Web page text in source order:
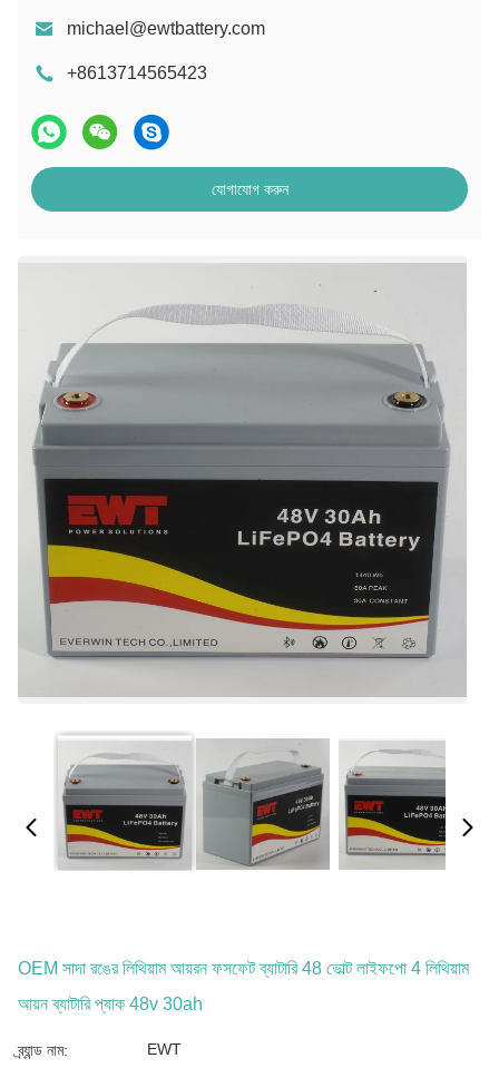
michael@ewtbattery.com
+8613714565423
যোগাযোগ করুন
OEM সাদা রঙের লিথিয়াম আয়রন ফসফেট ব্যাটারি 48 ভোল্ট লাইফপো 4 লিথিয়াম
আয়ন ব্যাটারি প্যাক 48v 30ah
ব্র্যান্ড নাম: EWT